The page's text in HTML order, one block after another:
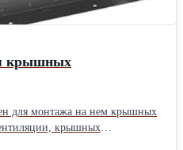
крышных
для монтажа на нем крышных
крышных
прохода или воздуховодов.